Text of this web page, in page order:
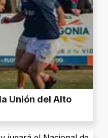
Unión del Alto